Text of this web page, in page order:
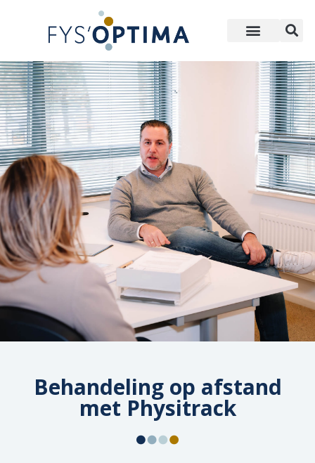
Behandeling op afstand
met Physitrack